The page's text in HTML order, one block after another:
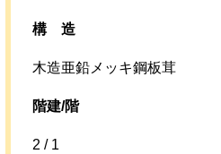
構 造
木造亜鉛メッキ鋼板茸
階建/階
2 / 1